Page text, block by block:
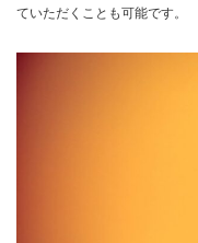
ていただくことも可能です。